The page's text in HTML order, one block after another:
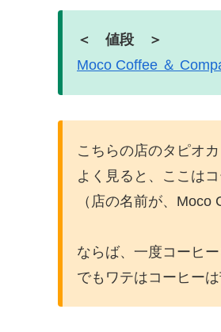
＜ 値段 ＞
Moco Coffee ＆
こちらの店のタピオ
よく見ると、ここは
（店の名前が、Moco
ならば、一度コーヒー
でもワテはコーヒー